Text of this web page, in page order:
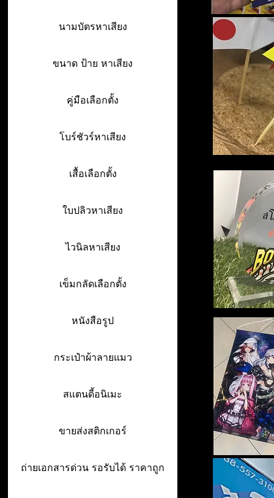
นามบัตรหาเสียง
ขนาด ป้าย หาเสียง
คู่มือเลือกตั้ง
โบร์ชัวร์หาเสียง
เสื้อเลือกตั้ง
ใบปลิวหาเสียง
ไวนิลหาเสียง
เข็มกลัดเลือกตั้ง
หนังสือรูป
กระเป๋าผ้าลายแมว
สแตนดี้อนิเมะ
ขายส่งสติกเกอร์
ถ่ายเอกสารด่วน รอรับได้ ราคาถูก